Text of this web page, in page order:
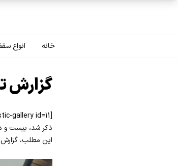
خانه انواع
سقف لاکرگزارش
ذکر شد، بیست و
این مطلب،